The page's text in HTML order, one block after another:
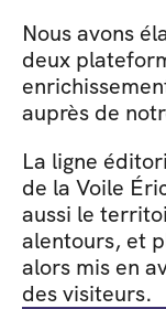
Nous avons
deux
auprès de
La ligne
de la Voile
aussi le
alentours, et
alors mis en
des visiteurs.